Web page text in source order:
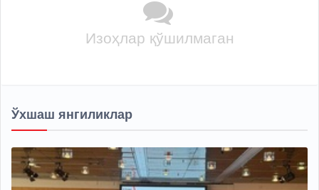
Изоҳлар қўшилмаган
Ўхшаш янгиликлар